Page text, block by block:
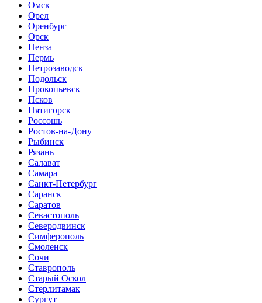
Омск
Орел
Оренбург
Орск
Пенза
Пермь
Петрозаводск
Подольск
Прокопьевск
Псков
Пятигорск
Россошь
Ростов-на-Дону
Рыбинск
Рязань
Салават
Самара
Санкт-Петербург
Саранск
Саратов
Севастополь
Северодвинск
Симферополь
Смоленск
Сочи
Ставрополь
Старый Оскол
Стерлитамак
Сургут